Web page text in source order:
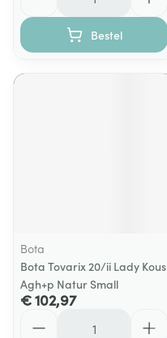
Bestel
Bota
Bota Tovarix 20/ii Lady Kous
Agh+p Natur Small
€ 102,97